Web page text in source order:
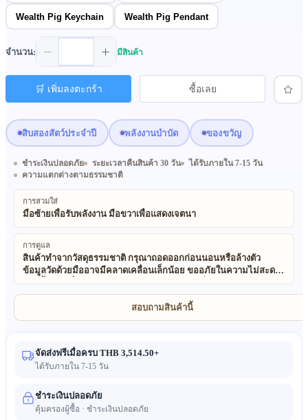
สิบสองสัตว์ประจำปี พลังงานบำบัด ของขวัญ
Wealth Pig Keychain Wealth Pig Pendant
จำนวน: มีสินค้า
🛒 เพิ่มลงตะกร้า ซื้อเลย
ชำระเงินปลอดภัย ระยะเวลาคืนสินค้า 30 วัน
ได้รับภายใน 7-15 วัน
ความแตกต่างตามธรรมชาติ
การสวมใส่
มือซ้ายเพื่อรับพลังงาน มือขวาเพื่อแสดงเจตนา
การดูแล
สินค้าทำจากวัสดุธรรมชาติ กรุณาถอดออกก่อนนอนหรือล้างตัว
ข้อมูลวัดด้วยมืออาจมีคลาดเคลื่อนเล็กน้อย ขออภัยในความไม่สะดวก
วัสดุทั้งหมดเป็นธรรมชาติและไม่ทำอันตรายต่อสิ่งแวดล้อม สินค้าทำ
มือจากวัสดุธรรมชาติ อาจมีลักษณะไม่สม่ำเสมอเล็กน้อย และสีอาจ
แตกต่างจากภาพเล็กน้อย เนื่องจากผลของแสงและลักษณะธรรมชาติ
สอบถามสินค้านี้
จัดส่งฟรีเมื่อครบ THB 3,514.50+
ได้รับภายใน 7-15 วัน
ชำระเงินปลอดภัย
คุ้มครองผู้ซื้อ · ชำระเงินปลอดภัย